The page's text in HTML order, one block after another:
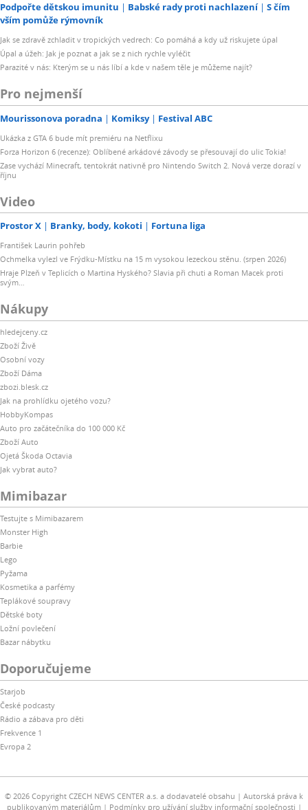
Podpořte dětskou imunitu Babské rady proti nachlazení
S čím
vším pomůže rýmovník
Jak se zdravě zchladit v tropických vedrech: Co pomáhá a kdy už riskujete úpal
Úpal a úžeh: Jak je poznat a jak se z nich rychle vyléčit
Parazité v nás: Kterým se u nás líbí a kde v našem těle je můžeme najít?
Pro nejmenší
Mourissonova poradna Komiksy Festival ABC
Ukázka z GTA 6 bude mít premiéru na Netflixu
Forza Horizon 6 (recenze): Oblíbené arkádové závody se přesouvají do ulic Tokia!
Zase vychází Minecraft, tentokrát nativně pro Nintendo Switch 2. Nová verze dorazí v
říjnu
Video
Prostor X Branky, body, kokoti Fortuna liga
František Laurin pohřeb
Ochmelka vylezl ve Frýdku-Místku na 15 m vysokou lezeckou stěnu. (srpen 2026)
Hraje Plzeň v Teplicích o Martina Hyského? Slavia při chuti a Roman Macek proti
svým…
Nákupy
hledejceny.cz
Zboží Živě
Osobní vozy
Zboží Dáma
zbozi.blesk.cz
Jak na prohlídku ojetého vozu?
HobbyKompas
Auto pro začátečníka do 100 000 Kč
Zboží Auto
Ojetá Škoda Octavia
Jak vybrat auto?
Mimibazar
Testujte s Mimibazarem
Monster High
Barbie
Lego
Pyžama
Kosmetika a parfémy
Teplákové soupravy
Dětské boty
Ložní povlečení
Bazar nábytku
Doporučujeme
Starjob
České podcasty
Rádio a zábava pro děti
Frekvence 1
Evropa 2
© 2026 Copyright CZECH NEWS CENTER a.s. a dodavatelé obsahu
Autorská práva k
publikovaným materiálům
Podmínky pro užívání služby informační společnosti